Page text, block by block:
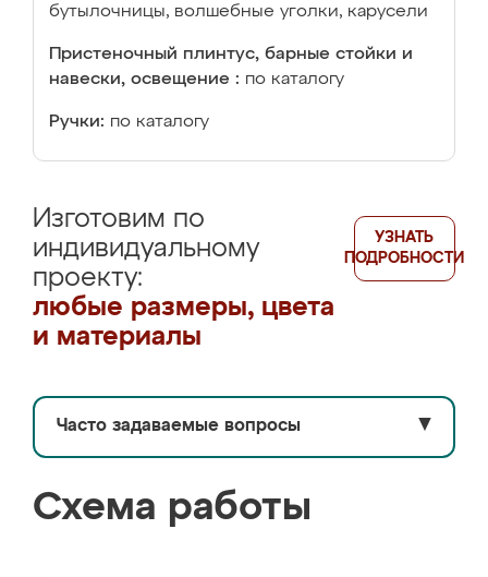
бутылочницы, волшебные уголки, карусели
Пристеночный плинтус, барные стойки и
навески, освещение : по каталогу
Ручки: по каталогу
Изготовим по
индивидуальному
проекту:
любые размеры, цвета
и материалы
УЗНАТЬ
ПОДРОБНОСТИ
Часто задаваемые вопросы ▼
Схема работы